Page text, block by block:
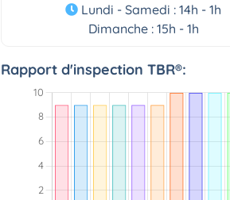
Lundi - Samedi : 14h - 1h
Dimanche : 15h - 1h
Rapport d'inspection TBR®: